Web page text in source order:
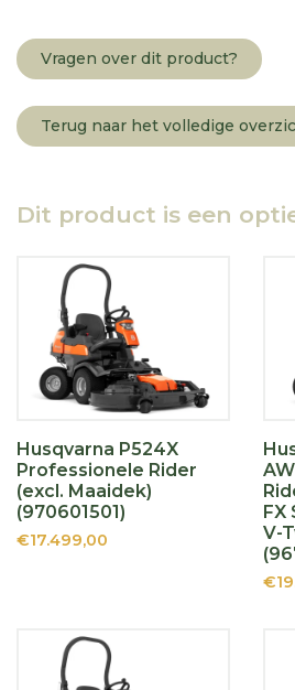
Vragen over dit product?
Terug naar het volledige
Dit product is een
Husqvarna P524X
Professionele Rider
(excl. Maaidek)
(970601501)
€17.499,00
FX
V-